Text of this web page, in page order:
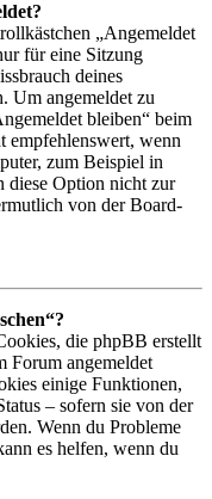
„Angemeldet
für eine Sitzung
deines
Um angemeldet zu
bleiben“ beim
empfehlenswert, wenn
zum Beispiel in
diese Option nicht zur
von der Board-
die phpBB erstellt
Forum angemeldet
einige Funktionen,
– sofern sie von der
Wenn du Probleme
es helfen, wenn du